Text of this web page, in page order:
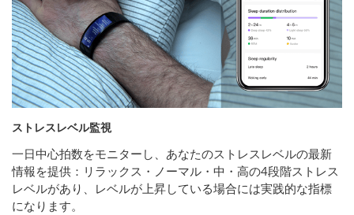
ストレスレベル監視
一日中心拍数をモニターし、あなたのストレスレベルの最新
情報を提供：リラックス・ノーマル・中・高の4段階ストレス
レベルがあり、レベルが上昇している場合には実践的な指標
になります。